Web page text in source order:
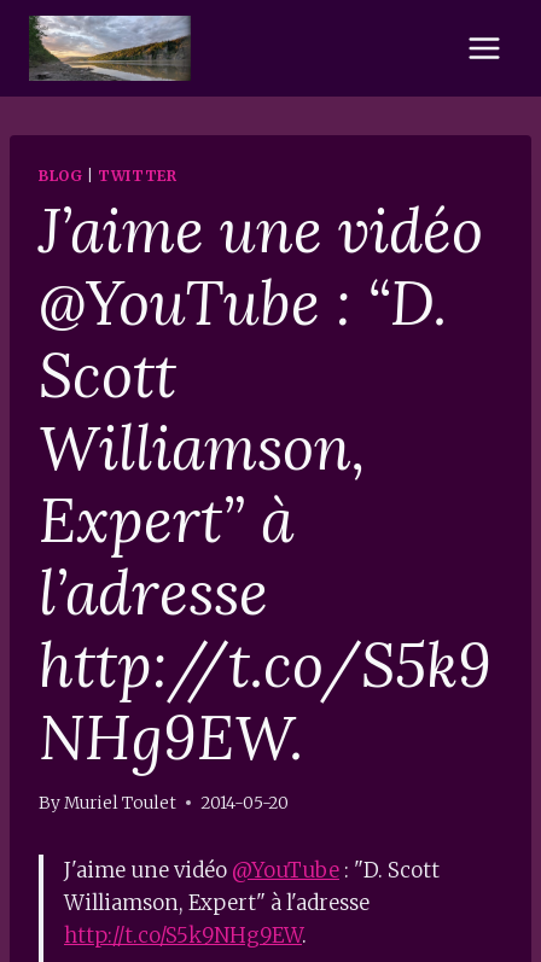
Skip
content
BLOG TWITTER
J’aime une vidéo
@YouTube : “D.
Scott
Williamson,
Expert” à
l’adresse
http://t.co/S5k9
NHg9EW.
ByMuriel Toulet 2014-05-20
J'aime une vidéo @YouTube : "D. Scott
Williamson, Expert" à l'adresse
http://t.co/S5k9NHg9EW.